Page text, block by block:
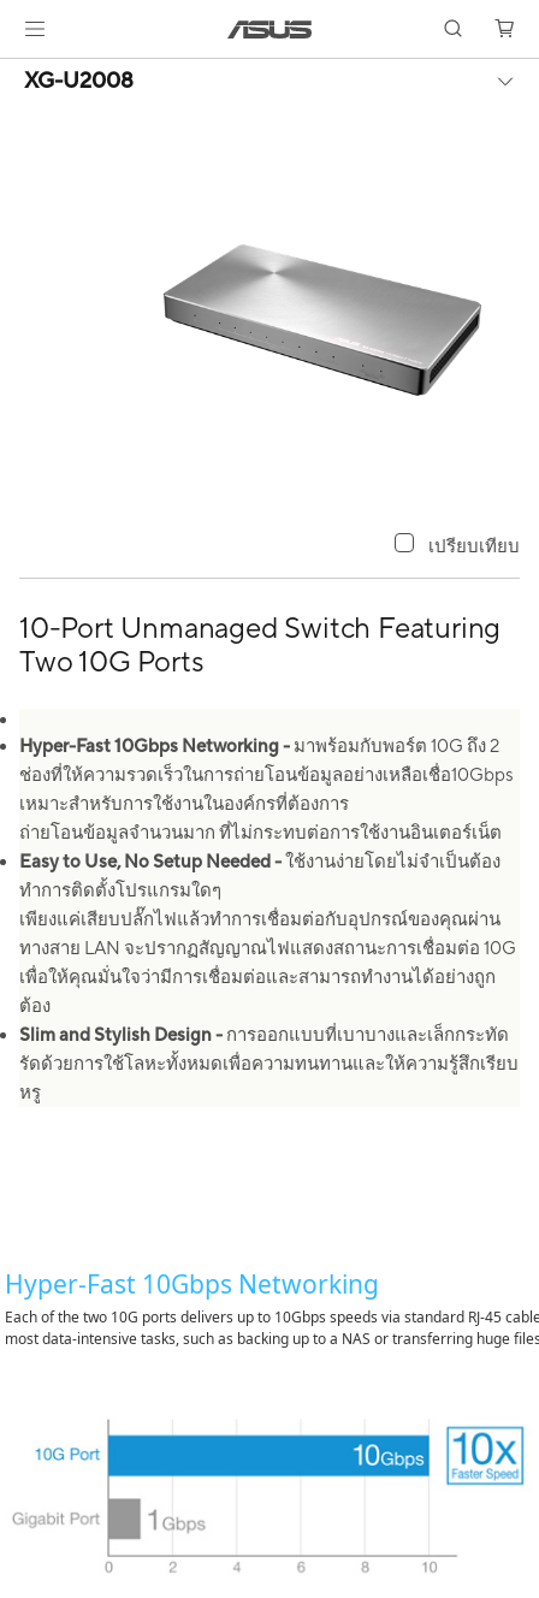
XG-U2008
10-Port Unmanaged Switch Featuring
Two 10G Ports
Hyper-Fast 10Gbps Networking- มาพร้อมกับพอร์ต 10G ถึง 2
ช่องที่ให้ความรวดเร็วในการถ่ายโอนข้อมูลอย่างเหลือเชื่อ10Gbps
เหมาะสำหรับการใช้งานในองค์กรที่ต้องการ
ถ่ายโอนข้อมูลจำนวนมาก ที่ไม่กระทบต่อการใช้งานอินเตอร์เน็ต
Easy to Use, No Setup Needed-ใช้งานง่ายโดยไม่จำเป็นต้อง
ทำการติดตั้งโปรแกรมใดๆ
เพียงแค่เสียบปลั๊กไฟแล้วทำการเชื่อมต่อกับอุปกรณ์ของคุณผ่าน
ทางสาย LAN จะปรากฏสัญญาณไฟแสดงสถานะการเชื่อมต่อ 10G
เพื่อให้คุณมั่นใจว่ามีการเชื่อมต่อและสามารถทำงานได้อย่างถูก
ต้อง
Slim and Stylish Design - การออกแบบที่เบาบางและเล็กกระทัด
รัดด้วยการใช้โลหะทั้งหมดเพื่อความทนทานและให้ความรู้สึกเรียบ
หรู
เปรียบเทียบ
Hyper-Fast 10Gbps Networking
Each of the two 10G ports delivers up to 10Gbps speeds via standard RJ-45
most data-intensive tasks, such as backing up to a NAS or transferring huge